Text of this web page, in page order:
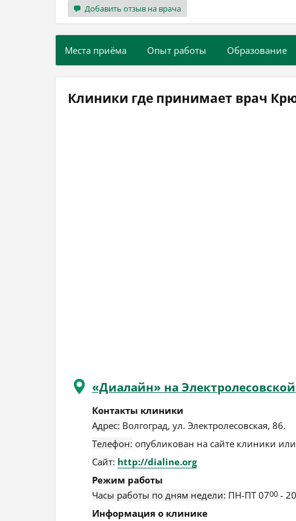
Добавить отзыв на врача
Места приёма Опыт работы Образование
Клиники где принимает врач
«Диалайн» на Электролесовской
Контакты клиники
Адрес: Волгоград, ул. Электролесовская, 86.
Телефон: опубликован на сайте клиники
Сайт: http://dialine.org
Режим работы
Часы работы по дням недели: ПН-ПТ 0700 - 20
Информация о клинике